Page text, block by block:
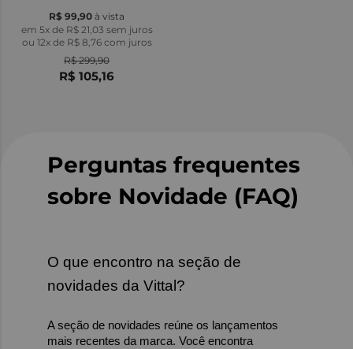
R$ 299,90
R$ 105,16
em 5x de R$ 21,03 sem juros
ou 12x de R$ 8,76 com juros
R$ 99,90 à vista
Perguntas frequentes
sobre Novidade (FAQ)
O que encontro na seção de
novidades da Vittal?
A seção de novidades reúne os lançamentos
mais recentes da marca. Você encontra